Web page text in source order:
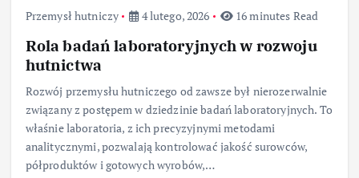
Przemysł hutniczy 4 lutego, 2026 16 minutes Read
Rola badań laboratoryjnych w rozwoju
hutnictwa
Rozwój przemysłu hutniczego od zawsze był nierozerwalnie
związany z postępem w dziedzinie badań laboratoryjnych. To
właśnie laboratoria, z ich precyzyjnymi metodami
analitycznymi, pozwalają kontrolować jakość surowców,
półproduktów i gotowych wyrobów,…